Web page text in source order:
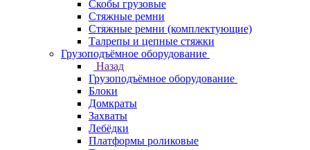
Скобы грузовые
Стяжные ремни
Стяжные ремни (комплектующие)
Талрепы и цепные стяжки
Грузоподъёмное оборудование
Назад
Грузоподъёмное оборудование
Блоки
Домкраты
Захваты
Лебёдки
Платформы роликовые